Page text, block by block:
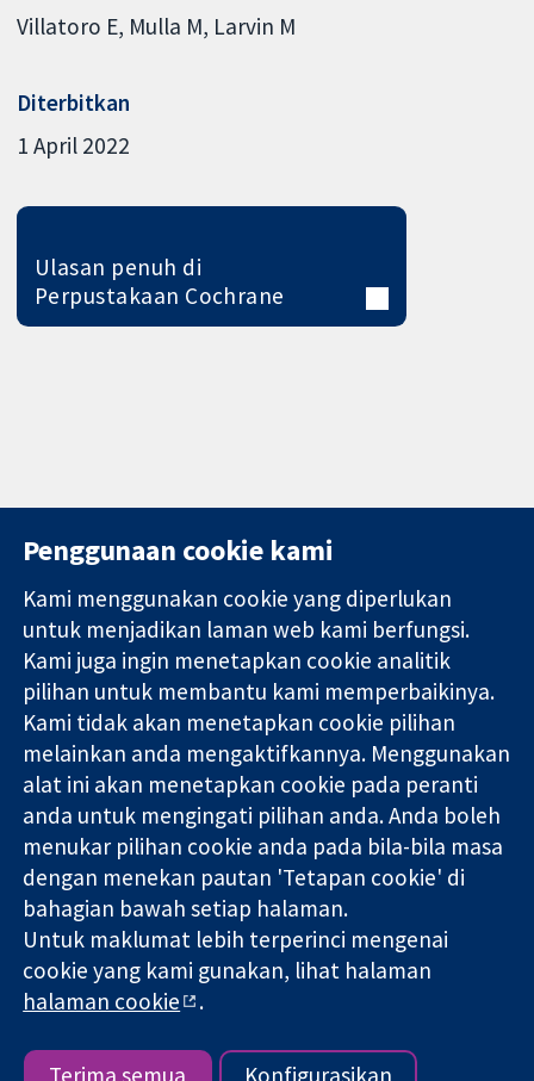
Villatoro E Mulla M Larvin M
Diterbitkan
1 April 2022
Ulasan penuh di
Perpustakaan Cochrane
Bukti yang
dipercayai.
keputusan
termaklum
Kesihatan yang
lebih baik
11-13 Cavendish
Square
London
W1G 0AN
United Kingdom
Hubungi kita
Berita
Pejabat
akhbar
Perihal Kami
Pekerjaan
Cochrane
Library
Kolaborasi Cochrane ialah sebuah badan amal (no. 1045921) dan
sebuah syarikat terhad oleh jaminan (no. 03044323) yang
berdaftar di England & Wales. Nombor pendaftaran VAT GB 718
2127 49.
Hak Cipta © 2026 Kolabrasi Cochrane
Terma & Syarat Laman Web
|Penafian|Kerahsiaan
cookie|Tetapan cookie
Penggunaan cookie kami
Kami menggunakan cookie yang diperlukan
untuk menjadikan laman web kami berfungsi.
Kami juga ingin menetapkan cookie analitik
pilihan untuk membantu kami memperbaikinya.
Kami tidak akan menetapkan cookie pilihan
melainkan anda mengaktifkannya. Menggunakan
alat ini akan menetapkan cookie pada peranti
anda untuk mengingati pilihan anda. Anda boleh
menukar pilihan cookie anda pada bila-bila masa
dengan menekan pautan 'Tetapan cookie' di
bahagian bawah setiap halaman.
Untuk maklumat lebih terperinci mengenai
cookie yang kami gunakan, lihat halaman
halaman cookie
.
Terima semua Konfigurasikan